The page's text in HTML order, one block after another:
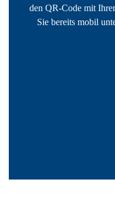
den QR-Code mit
Sie bereits mobil